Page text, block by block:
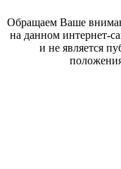
Обращаем Ваше
на данном интернет-
и не является